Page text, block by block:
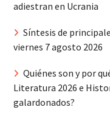
adiestran en Ucrania
Síntesis de
viernes 7 agosto 2026
Quiénes son y por
Literatura 2026 e
galardonados?